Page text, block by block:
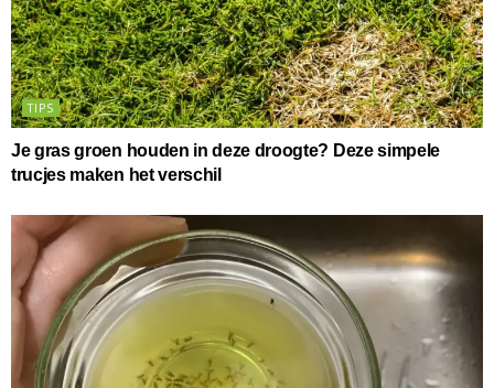
TIPS
Je gras groen houden in deze droogte? Deze simpele
trucjes maken het verschil